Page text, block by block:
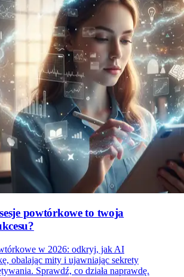
powtórkowe to twoja
w 2026: odkryj, jak AI
obalając mity i ujawniając sekrety
Sprawdź, co działa naprawdę.